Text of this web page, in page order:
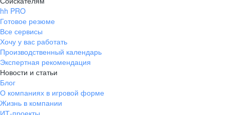
hh PRO
Готовое резюме
Все сервисы
Хочу у вас работать
Производственный календарь
Экспертная рекомендация
Новости и статьи
Блог
О компаниях в игровой форме
Жизнь в компании
ИТ-проекты